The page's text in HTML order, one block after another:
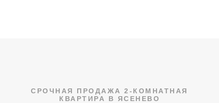
СРОЧНАЯ ПРОДАЖА 2-КОМНАТНАЯ
КВАРТИРА В ЯСЕНЕВО